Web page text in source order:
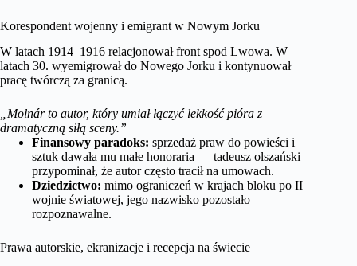
Korespondent wojenny i emigrant w Nowym Jorku
W latach 1914–1916 relacjonował front spod Lwowa. W
latach 30. wyemigrował do Nowego Jorku i kontynuował
pracę twórczą za granicą.
„Molnár to autor, który umiał łączyć lekkość pióra z
dramatyczną siłą sceny.”
Finansowy paradoks: sprzedaż praw do powieści i
sztuk dawała mu małe honoraria — tadeusz olszański
przypominał, że autor często tracił na umowach.
Dziedzictwo: mimo ograniczeń w krajach bloku po II
wojnie światowej, jego nazwisko pozostało
rozpoznawalne.
Prawa autorskie, ekranizacje i recepcja na świecie